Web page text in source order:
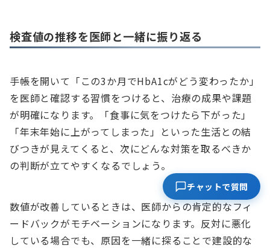
検査値の推移を医師と一緒に振り返る
手帳を開いて「この3か月でHbA1cがどう変わったか」
を医師と確認する習慣をつけると、治療の成果や課題
が明確になります。「食事に気をつけたら下がった」
「年末年始に上がってしまった」といった生活との結
びつきが見えてくると、次にどんな対策を取るべきか
の判断が立てやすくなるでしょう。
数値が改善しているときは、医師からの肯定的なフィ
ードバックがモチベーションになります。反対に悪化
している場合でも、原因を一緒に探ることで建設的な
チャットで質問